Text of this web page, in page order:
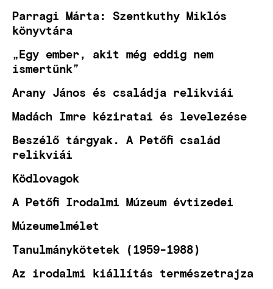
Parragi Márta: Szentkuthy Miklós
könyvtára
„Egy ember, akit még eddig nem
ismertünk”
Arany János és családja relikviái
Madách Imre kéziratai és levelezése
Beszélő tárgyak. A Petőfi család
relikviái
Ködlovagok
A Petőfi Irodalmi Múzeum évtizedei
Múzeumelmélet
Tanulmánykötetek (1959-1988)
Az irodalmi kiállítás természetrajza